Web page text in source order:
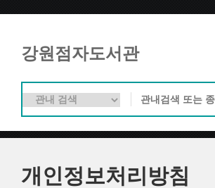
강원점자도서관
개인정보처리방침